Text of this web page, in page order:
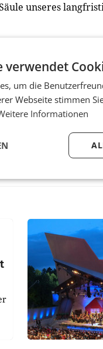
unseres
verwendet
um die
Webseite stimmen
Informationen